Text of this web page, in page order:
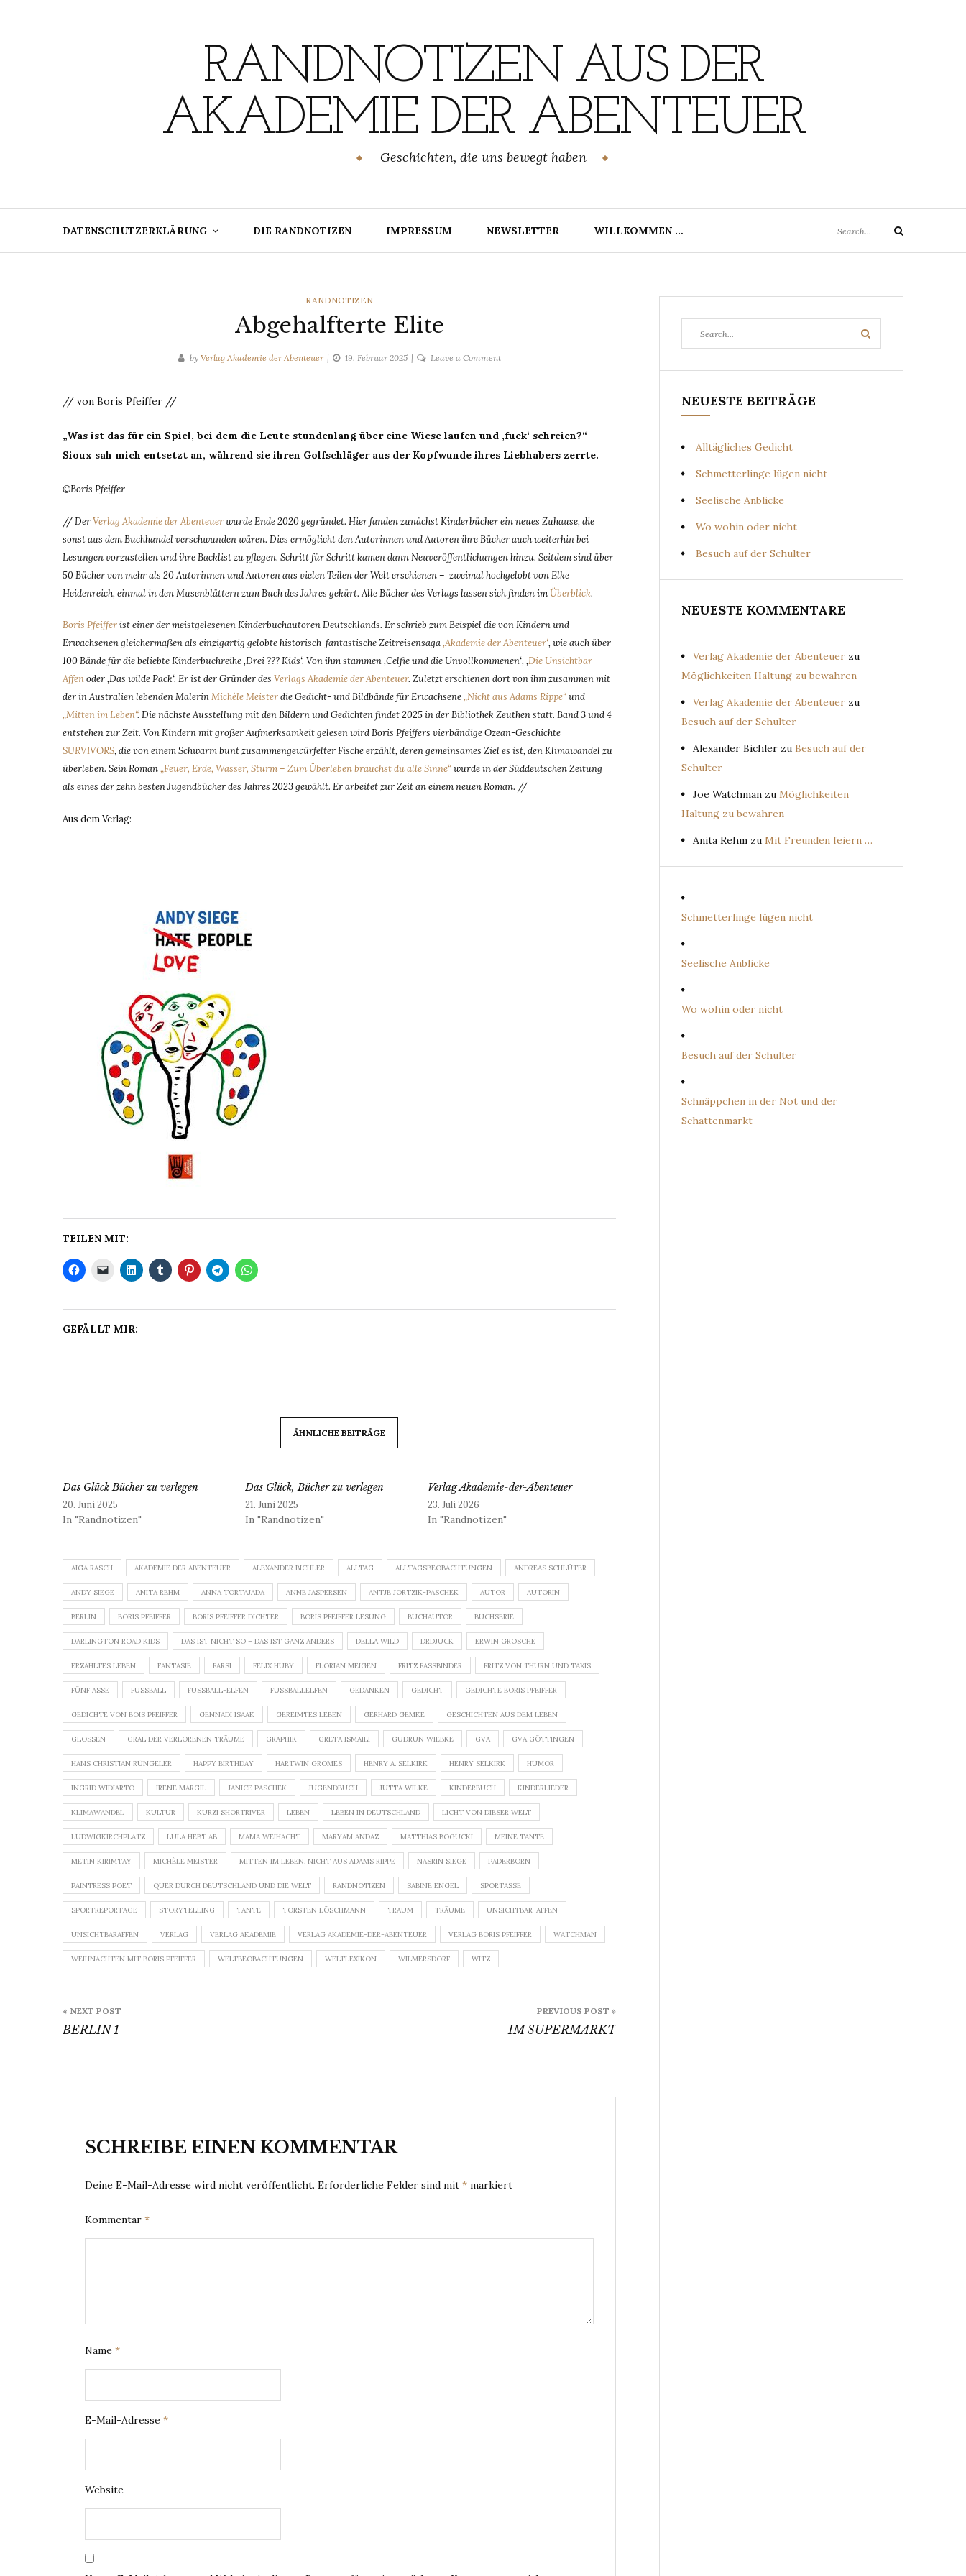
RANDNOTIZEN AUS DER
AKADEMIE DER ABENTEUER
Geschichten, die uns bewegt haben
DATENSCHUTZERKLÄRUNG DIE RANDNOTIZEN IMPRESSUM NEWSLETTER WILLKOMMEN …
for:
Search
CATEGORIES
RANDNOTIZEN
Abgehalfterte Elite
by Verlag Akademie der Abenteuer 19. Februar 2025 Leave a Commenton
// von Boris Pfeiffer //
„Was ist das für ein Spiel, bei dem die Leute stundenlang über eine Wiese laufen und ‚fuck‘ schreien?“
Sioux sah mich entsetzt an, während sie ihren Golfschläger aus der Kopfwunde ihres Liebhabers zerrte.
©Boris Pfeiffer
//DerVerlag Akademie der Abenteuerwurde Ende 2020 gegründet. Hier fanden zunächst Kinderbücher ein neues Zuhause, die
sonst aus dem Buchhandel verschwunden wären. Dies ermöglicht den Autorinnen und Autoren ihre Bücher auch weiterhin bei
Lesungen vorzustellen und ihre Backlist zu pflegen. Schritt für Schritt kamen dann Neuveröffentlichungen hinzu. Seitdem sind über
50 Bücher von mehr als 20 Autorinnen und Autoren aus vielen Teilen der Welt erschienen – zweimal hochgelobt von Elke
Heidenreich, einmal in den Musenblättern zum Buch des Jahres gekürt. Alle Bücher des Verlags lassen sich finden imÜberblick.
Boris Pfeifferist einer der meistgelesenen Kinderbuchautoren Deutschlands. Er schrieb zum Beispiel die von Kindern und
Erwachsenen gleichermaßen als einzigartig gelobte historisch-fantastische Zeitreisensaga‚Akademie der Abenteuer‘, wie auch über
100 Bände für die beliebte Kinderbuchreihe ‚Drei ??? Kids‘. Von ihm stammen ‚Celfie und die Unvollkommenen‘, ‚Die Unsichtbar-
Affenoder ‚Das wilde Pack‘. Er ist der Gründer des Verlags Akademie der Abenteuer. Zuletzt erschienen dort von ihm zusammen mit
der in Australien lebenden MalerinMichèle Meisterdie Gedicht- und Bildbände für Erwachsene„Nicht aus Adams Rippe“und
„Mitten im Leben“. Die nächste Ausstellung mit den Bildern und Gedichten findet 2025 in der Bibliothek Zeuthen statt. Band 3 und 4
entstehen zur Zeit. Von Kindern mit großer Aufmerksamkeit gelesen wird Boris Pfeiffers vierbändige Ozean-Geschichte
SURVIVORS, die von einem Schwarm bunt zusammengewürfelter Fische erzählt, deren gemeinsames Ziel es ist, den Klimawandel zu
überleben. Sein Roman„Feuer, Erde, Wasser, Sturm – Zum Überleben brauchst du alle Sinne“wurde in der Süddeutschen Zeitung
als eines der zehn besten Jugendbücher des Jahres 2023 gewählt. Er arbeitet zur Zeit an einem neuen Roman. //
Aus dem Verlag:
TEILEN MIT:
GEFÄLLT MIR:
ÄHNLICHE BEITRÄGE
Das Glück Bücher zu verlegen
20. Juni 2025
In "Randnotizen"
Das Glück, Bücher zu verlegen
21. Juni 2025
In "Randnotizen"
Verlag Akademie-der-Abenteuer
23. Juli 2026
In "Randnotizen"
AIGA RASCH AKADEMIE DER ABENTEUER ALEXANDER BICHLER ALLTAG ALLTAGSBEOBACHTUNGEN ANDREAS SCHLÜTER
ANDY SIEGE ANITA REHM ANNA TORTAJADA ANNE JASPERSEN ANTJE JORTZIK-PASCHEK AUTOR AUTORIN
BERLIN BORIS PFEIFFER BORIS PFEIFFER DICHTER BORIS PFEIFFER LESUNG BUCHAUTOR BUCHSERIE
DARLINGTON ROAD KIDS DAS IST NICHT SO – DAS IST GANZ ANDERS DELLA WILD DRDJUCK ERWIN GROSCHE
ERZÄHLTES LEBEN FANTASIE FARSI FELIX HUBY FLORIAN MEIGEN FRITZ FASSBINDER FRITZ VON THURN UND TAXIS
FÜNF ASSE FUSSBALL FUSSBALL-ELFEN FUSSBALLELFEN GEDANKEN GEDICHT GEDICHTE BORIS PFEIFFER
GEDICHTE VON BOIS PFEIFFER GENNADI ISAAK GEREIMTES LEBEN GERHARD GEMKE GESCHICHTEN AUS DEM LEBEN
GLOSSEN GRAL DER VERLORENEN TRÄUME GRAPHIK GRETA ISMAILI GUDRUN WIEBKE GVA GVA GÖTTINGEN
HANS CHRISTIAN RÜNGELER HAPPY BIRTHDAY HARTWIN GROMES HENRY A. SELKIRK HENRY SELKIRK HUMOR
INGRID WIDIARTO IRENE MARGIL JANICE PASCHEK JUGENDBUCH JUTTA WILKE KINDERBUCH KINDERLIEDER
KLIMAWANDEL KULTUR KURZI SHORTRIVER LEBEN LEBEN IN DEUTSCHLAND LICHT VON DIESER WELT
LUDWIGKIRCHPLATZ LULA HEBT AB MAMA WEIHACHT MARYAM ANDAZ MATTHIAS BOGUCKI MEINE TANTE
METIN KIRIMTAY MICHÈLE MEISTER MITTEN IM LEBEN. NICHT AUS ADAMS RIPPE NASRIN SIEGE PADERBORN
PAINTRESS POET QUER DURCH DEUTSCHLAND UND DIE WELT RANDNOTIZEN SABINE ENGEL SPORTASSE
SPORTREPORTAGE STORYTELLING TANTE TORSTEN LÖSCHMANN TRAUM TRÄUME UNSICHTBAR-AFFEN
UNSICHTBARAFFEN VERLAG VERLAG AKADEMIE VERLAG AKADEMIE-DER-ABENTEUER VERLAG BORIS PFEIFFER WATCHMAN
WEIHNACHTEN MIT BORIS PFEIFFER WELTBEOBACHTUNGEN WELTLEXIKON WILMERSDORF WITZ
PREVIOUS POST »
IM SUPERMARKT
« NEXT POST
BERLIN 1
SCHREIBE EINEN KOMMENTAR
Deine E-Mail-Adresse wird nicht veröffentlicht. Erforderliche Felder sind mit * markiert
Kommentar *
Name *
E-Mail-Adresse *
Website
for:
Search
NEUESTE BEITRÄGE
Alltägliches Gedicht
Schmetterlinge lügen nicht
Seelische Anblicke
Wo wohin oder nicht
Besuch auf der Schulter
NEUESTE KOMMENTARE
Verlag Akademie der Abenteuer zu
Möglichkeiten Haltung zu bewahren
Verlag Akademie der Abenteuer zu
Besuch auf der Schulter
Alexander Bichler zu Besuch auf der
Schulter
Joe Watchman zu Möglichkeiten
Haltung zu bewahren
Anita Rehm zu Mit Freunden feiern …
Schmetterlinge lügen nicht
Seelische Anblicke
Wo wohin oder nicht
Besuch auf der Schulter
Schnäppchen in der Not und der
Schattenmarkt